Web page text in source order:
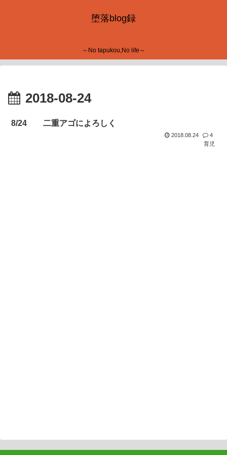
堕落blog録
～No tapukou,No life～
2018-08-24
8/24 二重アゴによろしく
2018.08.24
4
育児